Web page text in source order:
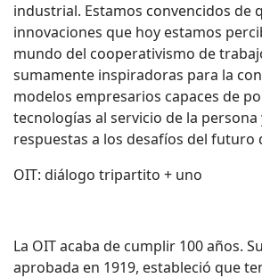
industrial. Estamos convencidos de
innovaciones que hoy estamos
mundo del cooperativismo de
sumamente inspiradoras para la
modelos empresarios capaces de
tecnologías al servicio de la persona
respuestas a los desafíos del futuro
OIT: diálogo tripartito + uno
La OIT acaba de cumplir 100 años.
aprobada en 1919, estableció que